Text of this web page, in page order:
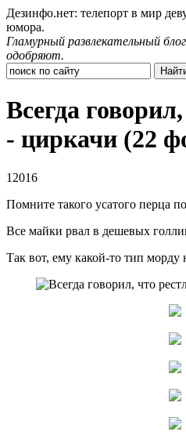
Дезинфо.нет: телепорт в мир
юмора.
Гламурный развлекательный
одобряют.
Всегда
- циркачи (22
12016
Помните такого усатого перца
Все майки рвал в дешевых
Так вот, ему какой-то тип